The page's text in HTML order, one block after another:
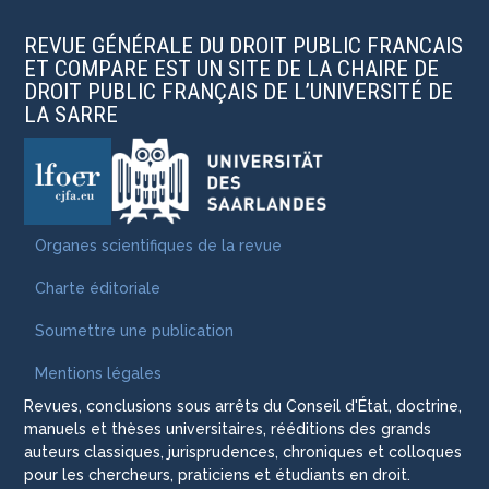
REVUE GÉNÉRALE DU DROIT PUBLIC FRANCAIS
ET COMPARE EST UN SITE DE LA CHAIRE DE
DROIT PUBLIC FRANÇAIS DE L’UNIVERSITÉ DE
LA SARRE
Organes scientifiques de la revue
Charte éditoriale
Soumettre une publication
Mentions légales
Revues, conclusions sous arrêts du Conseil d'État, doctrine,
manuels et thèses universitaires, rééditions des grands
auteurs classiques, jurisprudences, chroniques et colloques
pour les chercheurs, praticiens et étudiants en droit.